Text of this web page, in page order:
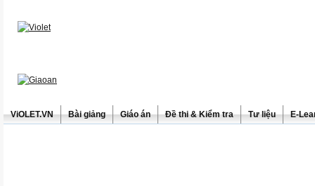
ViOLET.VN Bài giảng Giáo án Đề thi & Kiểm tra Tư liệu E-